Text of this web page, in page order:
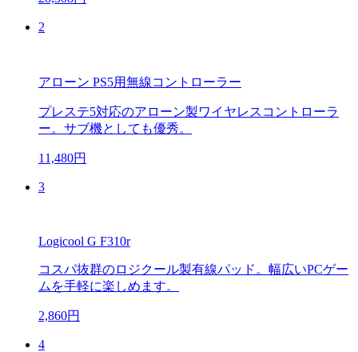
2
アローン PS5用無線コントローラー
プレステ5対応のアローン製ワイヤレスコントローラ
ー。サブ機としても優秀。
11,480円
3
Logicool G F310r
コスパ抜群のロジクール製有線パッド。幅広いPCゲー
ムを手軽に楽しめます。
2,860円
4